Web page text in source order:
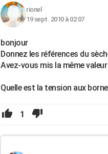
rionel
19 sept. 2010 à 02:07
bonjour
Donnez les références du
Avez-vous mis la même
Quelle est la tension aux
1